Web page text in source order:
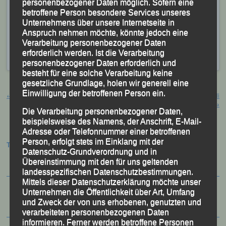
Lisa Kramer (14,09; 3,73; 7,03;) 1217 Pkt.
Emma Giefing (15,94; 3,16; 4,86;) 905 Pkt.
VeröffentlichtinAktuelles,Archiv 2018 | Markiert mit
Bergsportfest, Ortenburg
Beitragsnavigation
← Parklauf Osterhofen, 30. Juni 2018
Stadtlauf Fürstenfeldbruck, 01. Juli
→
Termine:
personenbezogener Daten möglich. Sofern eine
betroffene Person besondere Services unseres
Unternehmens über unsere Internetseite in
Anspruch nehmen möchte, könnte jedoch eine
Verarbeitung personenbezogener Daten
erforderlich werden. Ist die Verarbeitung
personenbezogener Daten erforderlich und
besteht für eine solche Verarbeitung keine
gesetzliche Grundlage, holen wir generell eine
Einwilligung der betroffenen Person ein.
Die Verarbeitung personenbezogener Daten,
beispielsweise des Namens, der Anschrift, E-Mail-
Adresse oder Telefonnummer einer betroffenen
Person, erfolgt stets im Einklang mit der
Datenschutz-Grundverordnung und in
Übereinstimmung mit den für uns geltenden
landesspezifischen Datenschutzbestimmungen.
Mittels dieser Datenschutzerklärung möchte unser
Unternehmen die Öffentlichkeit über Art, Umfang
und Zweck der von uns erhobenen, genutzten und
verarbeiteten personenbezogenen Daten
informieren. Ferner werden betroffene Personen